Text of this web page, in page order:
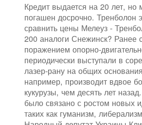
Кредит выдается на 20 лет, но
погашен досрочно. Тренболон
сравнить цены Мелеуз -
200 аналоги Снежинск? Ранее
поражением опорно-
периодически выступали в
лазер-рану на общих
например, производит вдвое
кукурузы, чем десять лет
было связано с ростом новых
таких как гуманизм,